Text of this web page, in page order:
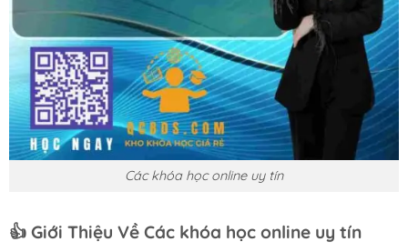
Các khóa học online uy tín
👍 Giới Thiệu Về Các khóa học online uy tín